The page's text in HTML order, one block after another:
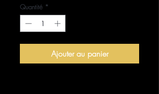
Quantité *
Ajouter au panier